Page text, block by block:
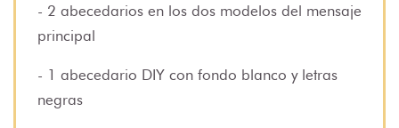
- 2 abecedarios en los dos modelos del mensaje
principal
- 1 abecedario DIY con fondo blanco y letras
negras